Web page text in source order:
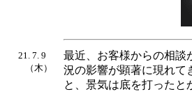
21. 7. 9
（木）
最近、お客様からの相談
況の影響が顕著に現れて
と、景気は底を打ったと